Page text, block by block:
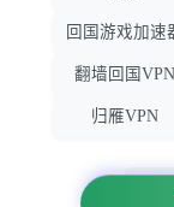
回国游戏加速
翻墙回国VPN
归雁VPN
回